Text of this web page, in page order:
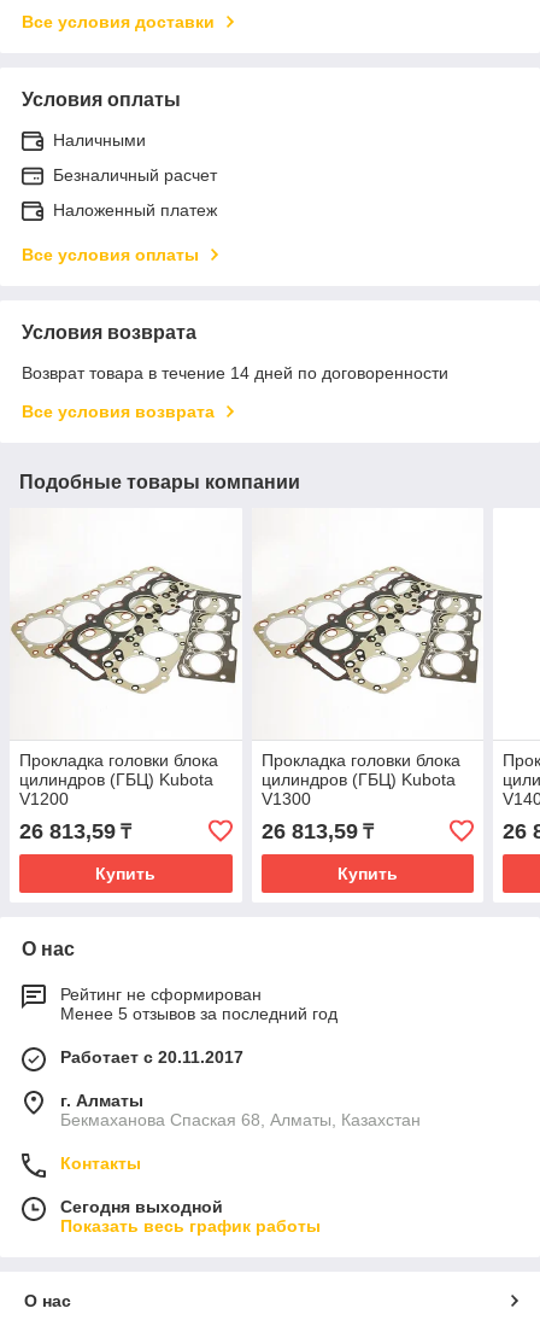
Все условия доставки
Условия оплаты
Наличными
Безналичный расчет
Наложенный платеж
Все условия оплаты
Условия возврата
Возврат товара в течение 14 дней по договоренности
Все условия возврата
Подобные товары компании
Прокладка головки блока
цилиндров (ГБЦ) Kubota
V1200
26 813,59 ₸
Купить
Прокладка головки блока
цилиндров (ГБЦ) Kubota
V1300
26 813,59₸
Купить
26
О нас
Рейтинг не сформирован
Менее 5 отзывов за последний год
Работает с 20.11.2017
г. Алматы
Бекмаханова Спаская 68, Алматы, Казахстан
Контакты
Сегодня выходной
Показать весь график работы
О нас